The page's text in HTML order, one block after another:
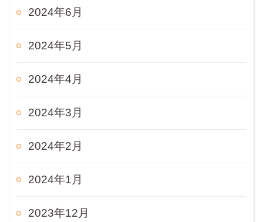
2024年6月
2024年5月
2024年4月
2024年3月
2024年2月
2024年1月
2023年12月